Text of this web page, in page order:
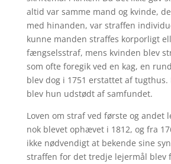
altid var samme mand og kvinde,
med hinanden, var straffen
kunne manden straffes korporligt
fængselsstraf, mens kvinden blev
som ofte foregik ved en kag, en
blev dog i 1751 erstattet af tugthus.
blev hun udstødt af samfundet.
Loven om straf ved første og andet
nok blevet ophævet i 1812, og fra
ikke nødvendigt at bekende sine
straffen for det tredje lejermål blev